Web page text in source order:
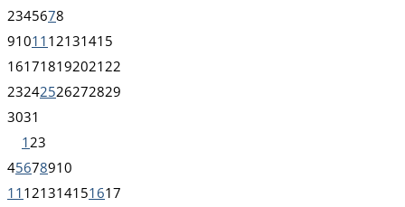
2345678
91011 12131415
161718192021 22
23242526272829
3031
1 23
45678910
11 121314151617